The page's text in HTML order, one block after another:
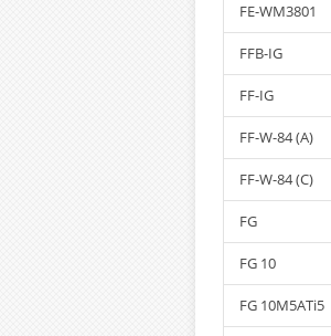
FE-WM3801
FFB-IG
FF-IG
FF-W-84 (A)
FF-W-84 (C)
FG
FG 10
FG 10M5ATi5